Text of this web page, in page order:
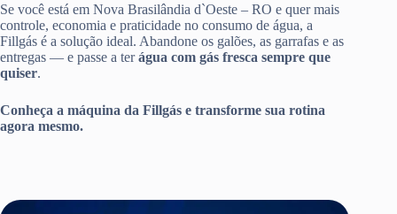
Se você está em Nova Brasilândia d`Oeste – RO e quer mais
controle, economia e praticidade no consumo de água, a
Fillgás é a solução ideal. Abandone os galões, as garrafas e as
entregas — e passe a terágua com gás fresca sempre que
quiser.
Conheça a máquina da Fillgás e transforme sua rotina
agora mesmo.